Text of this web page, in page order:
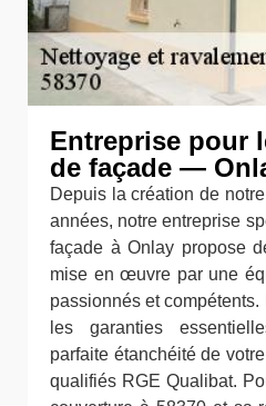
Entreprise pour
de façade —
Depuis la création de
années, notre entreprise
façade à Onlay propose
mise en œuvre par une
passionnés et
les garanties
parfaite étanchéité de
qualifiés RGE Qualibat.